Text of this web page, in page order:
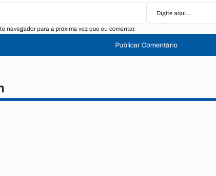
navegador para a próxima vez que eu comentar.
Publicar Comentário